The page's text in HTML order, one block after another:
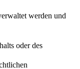
werden und
oder des